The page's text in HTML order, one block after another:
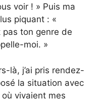
voir ! » Puis ma
piquant : «
pas ton genre de
moi. »
là, j’ai pris rendez-
la situation avec
vivaient mes